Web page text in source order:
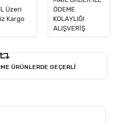
Üzeri
Kargo
ÖDEME
KOLAYLIĞI
ALIŞVERİŞ
ÜRÜNLERDE GEÇERLİ